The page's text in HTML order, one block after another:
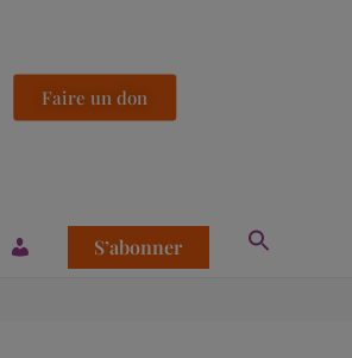
Faire un don
S’abonner